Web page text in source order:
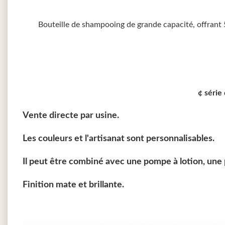
Bouteille de shampooing de grande capacité,
¢ série
Vente directe par usine.
Les couleurs et l'artisanat sont personnalisables.
Il peut être combiné avec une pompe à lotion,
Finition mate et brillante.